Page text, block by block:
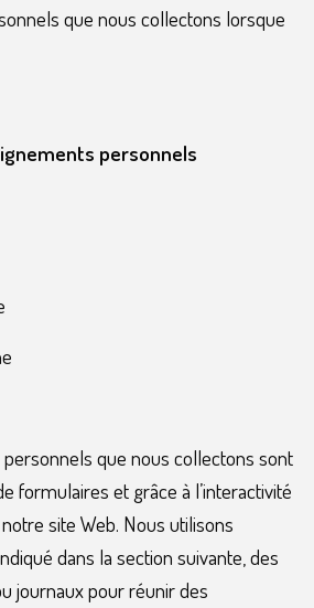
que nous collectons lorsque
personnels
que nous collectons sont
formulaires et grâce à l’interactivité
site Web. Nous utilisons
dans la section suivante, des
journaux pour réunir des